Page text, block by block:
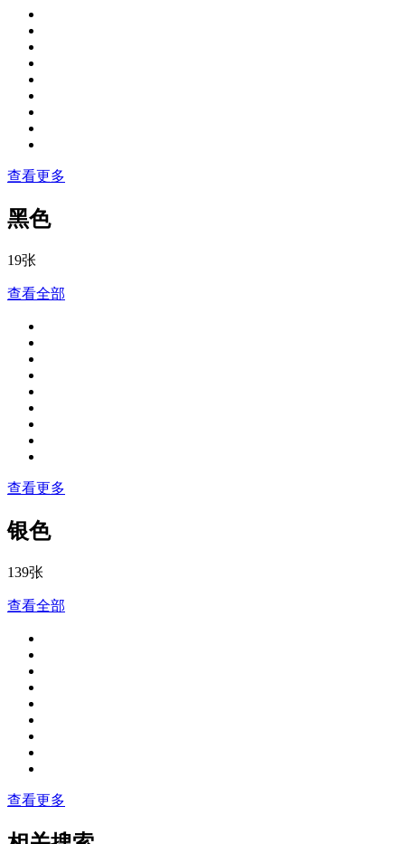
查看更多
黑色
19张
查看全部
查看更多
银色
139张
查看全部
查看更多